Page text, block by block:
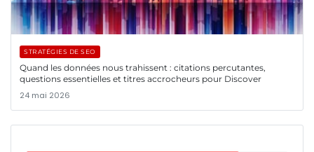
STRATÉGIES DE SEO
Quand les données nous trahissent : citations percutantes,
questions essentielles et titres accrocheurs pour Discover
24 mai 2026